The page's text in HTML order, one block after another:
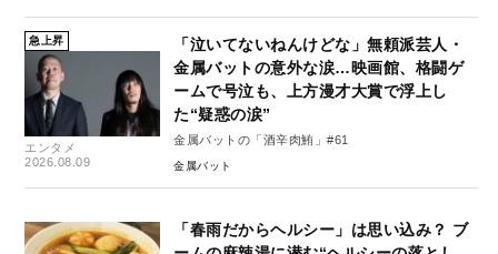
急上昇
エンタメ
2026.08.09
「泣いてないねんけどな」無頼派芸人・
金属バットの意外な涙…映画館、格闘ゲ
ームで号泣も、上方漫才大賞で浮上し
た“疑惑の涙”
金属バットの「酒辛肉鮪」#61
金属バット
「春雨だからヘルシー」は思い込み？ ブ